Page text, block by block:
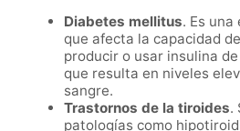
Diabetes mellitus. Es
que afecta la capacidad
producir o usar insulina
que resulta en niveles
sangre.
Trastornos de la tiroides.
patologías como